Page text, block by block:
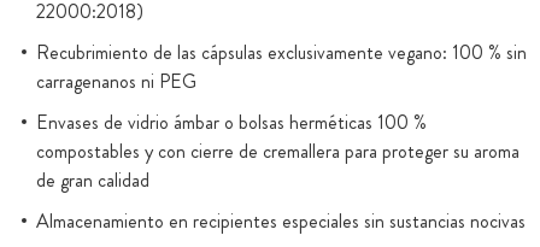
22000:2018)
Recubrimiento de las cápsulas exclusivamente vegano: 100 % sin
carragenanos ni PEG
Envases de vidrio ámbar o bolsas herméticas 100 %
compostables y con cierre de cremallera para proteger su aroma
de gran calidad
Almacenamiento en recipientes especiales sin sustancias nocivas